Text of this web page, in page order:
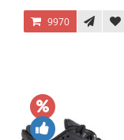
9970